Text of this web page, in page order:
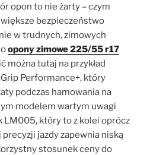
opon to nie żarty – czym
bezpieczeństwo
w trudnych, zimowych
opony zimowe 225/55 r17
można tutaj na przykład
Performance+, który
podczas hamowania na
modelem wartym uwagi
LM005, który to z kolei oprócz
jazdy zapewnia niską
stosunek ceny do